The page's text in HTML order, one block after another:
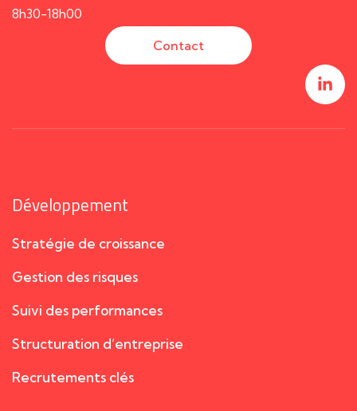
8h30-18h00
Contact
Développement
Stratégie de croissance
Gestion des risques
Suivi des performances
Structuration d’entreprise
Recrutements clés